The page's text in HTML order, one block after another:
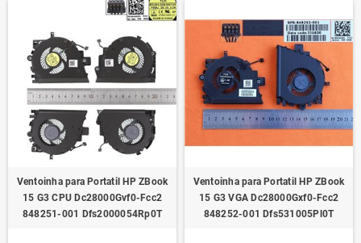
Ventoinha para Portatil HP ZBook
15 G3 CPU Dc28000Gvf0-Fcc2
848251-001 Dfs2000054Rp0T
Ventoinha para Portatil HP ZBook
15 G3 VGA Dc28000Gxf0-Fcc2
848252-001 Dfs531005Pl0T